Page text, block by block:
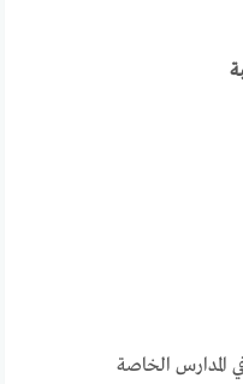
المدارس الخاصة